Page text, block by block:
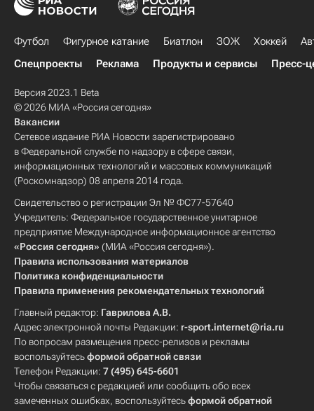
Футбол Фигурное катание Биатлон ЗОЖ Хоккей
Спецпроекты
Реклама Продукты и сервисы Пресс-
Версия 2023.1 Beta
© 2026 МИА «Россия сегодня»
Вакансии
Сетевое издание РИА Новости зарегистрировано
в Федеральной службе по надзору в сфере связи,
информационных технологий и массовых коммуникаций
(Роскомнадзор) 08 апреля 2014 года.
Свидетельство о регистрации Эл № ФС77-57640
Учредитель: Федеральное государственное унитарное
предприятие Международное информационное агентство
«Россия сегодня» (МИА «Россия сегодня»).
Правила использования материалов
Политика конфиденциальности
Правила применения рекомендательных технологий
Главный редактор: Гаврилова А.В.
Адрес электронной почты Редакции: r-sport.internet@ria.ru
По вопросам размещения пресс-релизов и рекламы
воспользуйтесьформой обратной связи
Телефон Редакции: 7 (495) 645-6601
Чтобы связаться с редакцией или сообщить обо всех
замеченных ошибках, воспользуйтесьформой обратной